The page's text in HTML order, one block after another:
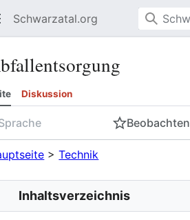
Schwarzatal.org
Diskussion
Beobachten
>Technik
Inhaltsverzeichnis